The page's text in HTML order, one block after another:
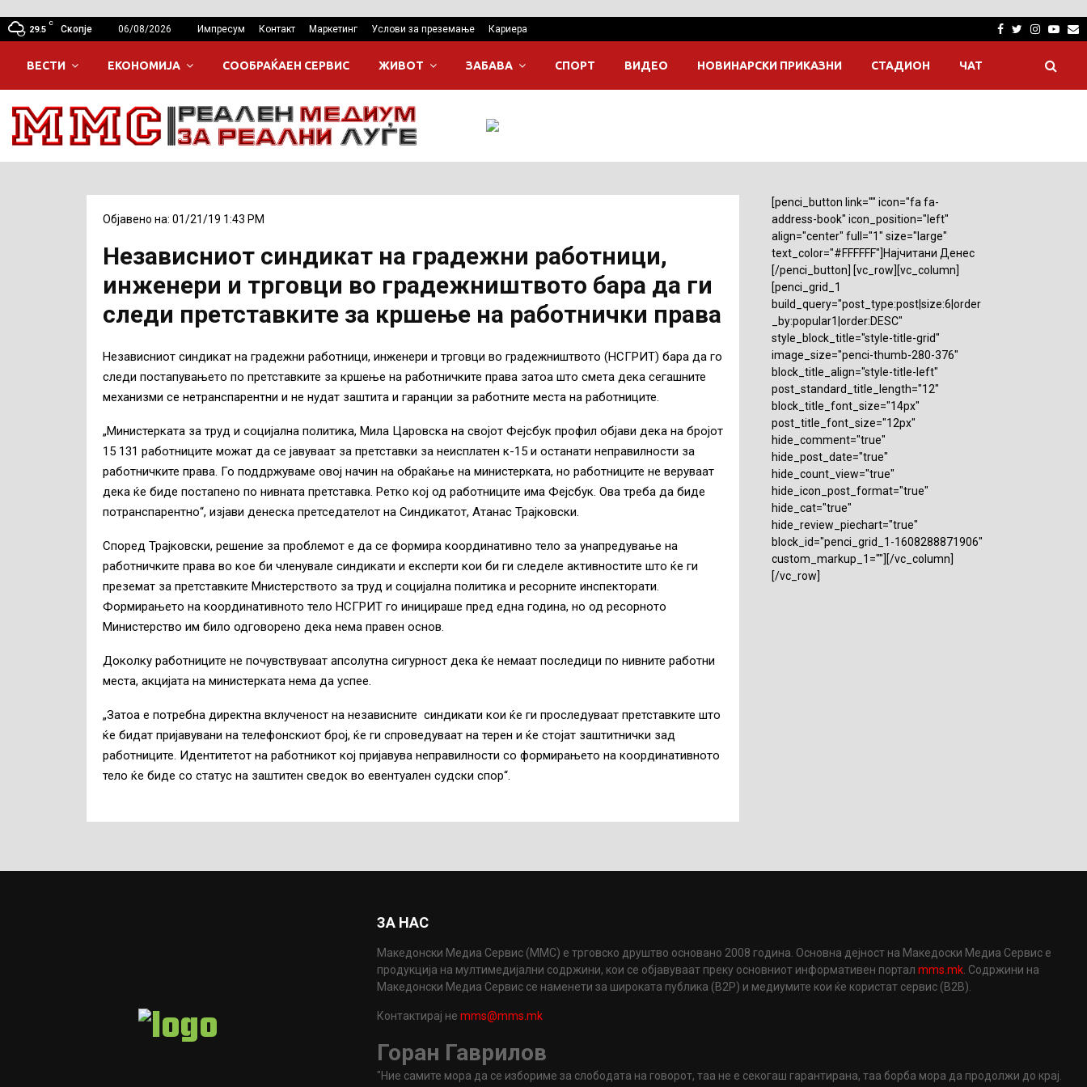
29.5
C
Скопје 06/08/2026 Импресум Контакт Маркетинг Услови за преземање Кариера Facebook
Twitter
ВЕСТИ ЕКОНОМИЈА СООБРАЌАЕН СЕРВИС ЖИВОТ ЗАБАВА СПОРТ ВИДЕО НОВИНАРСКИ ПРИКАЗНИ СТАДИОН ЧАТ
Објавено на: 01/21/19 1:43 PM
Независниот синдикат на градежни работници,
инженери и трговци во градежништвото бара да ги
следи претставките за кршење на работнички права
Независниот синдикат на градежни работници, инженери и трговци во градежништвото (НСГРИТ) бара да го
следи постапувањето по претставките за кршење на работничките права затоа што смета дека сегашните
механизми се нетранспарентни и не нудат заштита и гаранции за работните места на работниците.
„Министерката за труд и социјална политика, Мила Царовска на својот Фејсбук профил објави дека на бројот
15 131 работниците можат да се јавуваат за претставки за неисплатен к-15 и останати неправилности за
работничките права. Го поддржуваме овој начин на обраќање на министерката, но работниците не веруваат
дека ќе биде постапено по нивната претставка. Ретко кој од работниците има Фејсбук. Ова треба да биде
потранспарентно“, изјави денеска претседателот на Синдикатот, Атанас Трајковски.
Според Трајковски, решение за проблемот е да се формира координативно тело за унапредување на
работничките права во кое би членувале синдикати и експерти кои би ги следеле активностите што ќе ги
преземат за претставките Мнистерството за труд и социјална политика и ресорните инспекторати.
Формирањето на координативното тело НСГРИТ го иницираше пред една година, но од ресорното
Министерство им било одговорено дека нема правен основ.
Доколку работниците не почувствуваат апсолутна сигурност дека ќе немаат последици по нивните работни
места, акцијата на министерката нема да успее.
„Затоа е потребна директна вклученост на независните синдикати кои ќе ги проследуваат претставките што
ќе бидат пријавувани на телефонскиот број, ќе ги спроведуваат на терен и ќе стојат заштитнички зад
работниците. Идентитетот на работникот кој пријавува неправилности со формирањето на координативното
тело ќе биде со статус на заштитен сведок во евентуален судски спор“.
[penci_button link="" icon="fa fa-
address-book" icon_position="left"
align="center" full="1" size="large"
text_color="#FFFFFF"]Најчитани Денес
[/penci_button] [vc_row][vc_column]
[penci_grid_1
build_query="post_type:post|size:6|order
_by:popular1|order:DESC"
style_block_title="style-title-grid"
image_size="penci-thumb-280-376"
block_title_align="style-title-left"
post_standard_title_length="12"
block_title_font_size="14px"
post_title_font_size="12px"
hide_comment="true"
hide_post_date="true"
hide_count_view="true"
hide_icon_post_format="true"
hide_cat="true"
hide_review_piechart="true"
block_id="penci_grid_1-1608288871906"
custom_markup_1=""][/vc_column]
[/vc_row]
ЗА НАС
Македонски Медиа Сервис (ММС) е трговско друштво основано 2008 година. Основна дејност на Македоски Медиа Сервис е
продукција на мултимедијални содржини, кои се објавуваат преку основниот информативен порталmms.mk. Содржини на
Македонски Медиа Сервис се наменети за широката публика (B2P) и медиумите кои ќе користат сервис (B2B).
Контактирај неmms@mms.mk
Горан Гаврилов
"Ние самите мора да се избориме за слободата на говорот, таа не е секогаш гарантирана, таа борба мора да продолжи до крај.